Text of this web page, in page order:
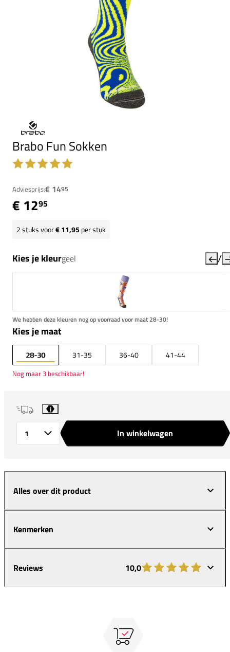
Brabo Fun Sokken
Adviesprijs:€ 1495
€ 1295
2stuks voor€ 11,95 per stuk
Kies je kleurgeel /
We hebben deze kleuren nog op voorraad voor maat 28-30!
Kies je maat
28-30 31-35 36-40 41-44
Nog maar 3 beschikbaar!
i
In winkelwagen
Alles over dit product
Kenmerken
Reviews 10,0